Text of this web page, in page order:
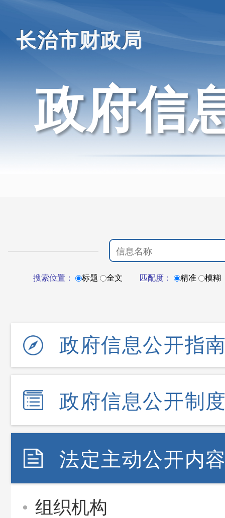
长治市财政局
政府信
搜索位置： 标题 全文 匹配度： 精准 模糊
政府信息公开指
政府信息公开制
法定主动公开内
组织机构